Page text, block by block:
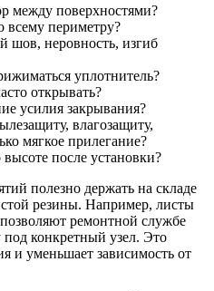
между поверхностями?
всему периметру?
шов, неровность, изгиб
уплотнитель?
открывать?
усилия закрывания?
влагозащиту,
мягкое прилегание?
после установки?
полезно держать на складе
резины. Например, листы
ремонтной службе
под конкретный узел. Это
и уменьшает зависимость от